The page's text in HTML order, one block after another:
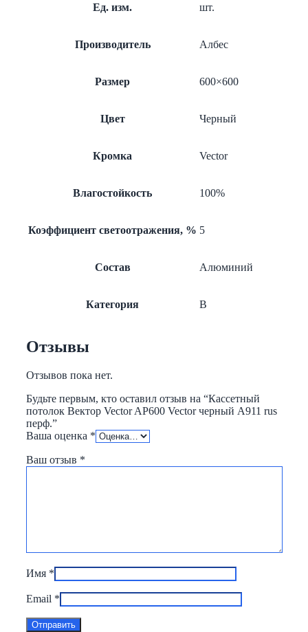
Ед. изм. шт.
Производитель Албес
Размер 600×600
Цвет Черный
Кромка Vector
Влагостойкость 100%
Коэффициент светоотражения, % 5
Состав Алюминий
Категория B
Отзывы
Отзывов пока нет.
Будьте первым, кто оставил отзыв на “Кассетный
потолок Вектор Veсtor AP600 Vector черный А911 rus
перф.”
Ваша оценка *
Ваш отзыв *
Имя *
Email *